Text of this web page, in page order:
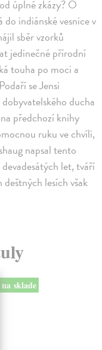
úplné zkázy? O
indiánské vesnice v
sběr vzorků
jedinečné přírodní
touha po moci a
se Jensi
ducha
předchozí knihy
ruku ve chvíli,
napsal tento
let, tváří
lesích však
na sklade